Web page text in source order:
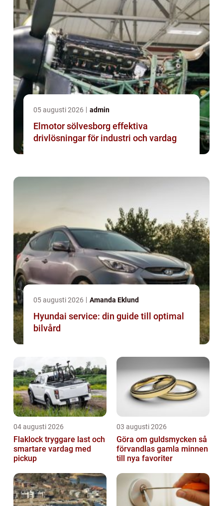
05 augusti 2026 admin
Elmotor sölvesborg effektiva
drivlösningar för industri och vardag
05 augusti 2026 Amanda Eklund
Hyundai service: din guide till optimal
bilvård
04 augusti 2026
Flaklock tryggare last och
smartare vardag med
pickup
03 augusti 2026
Göra om guldsmycken så
förvandlas gamla minnen
till nya favoriter